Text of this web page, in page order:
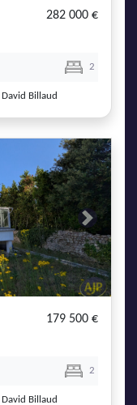
282 000 €
2
Billaud
Next
179 500 €
2
Billaud